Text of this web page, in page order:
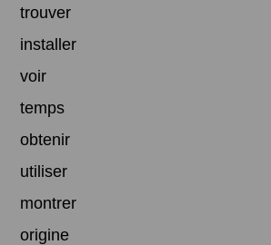
trouver
installer
voir
temps
obtenir
utiliser
montrer
origine